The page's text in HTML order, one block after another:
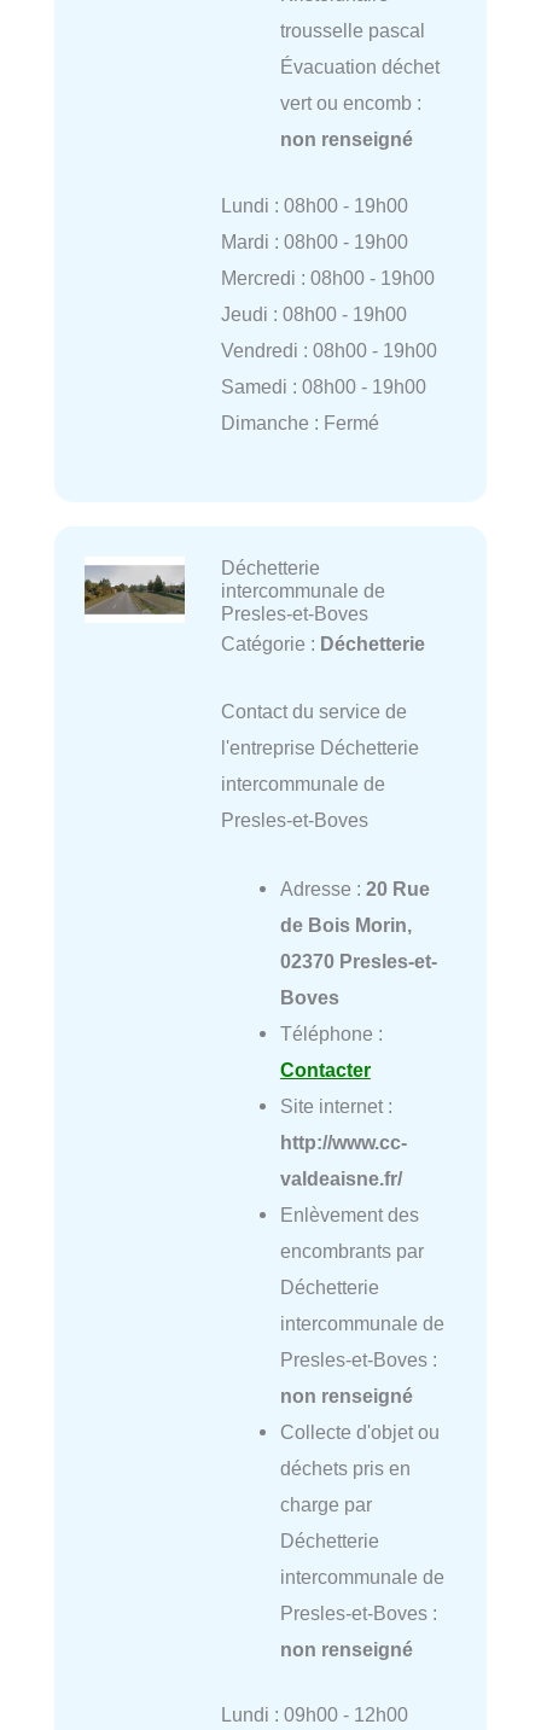
trousselle pascal
Évacuation déchet
vert ou encomb :
non renseigné
Lundi : 08h00 - 19h00
Mardi : 08h00 - 19h00
Mercredi : 08h00 - 19h00
Jeudi : 08h00 - 19h00
Vendredi : 08h00 - 19h00
Samedi : 08h00 - 19h00
Dimanche : Fermé
Déchetterie
intercommunale de
Presles-et-Boves
Catégorie : Déchetterie
Contact du service de
l'entreprise Déchetterie
intercommunale de
Presles-et-Boves
Adresse : 20 Rue
de Bois Morin,
02370 Presles-et-
Boves
Téléphone :
Contacter
Site internet :
http://www.cc-
valdeaisne.fr/
Enlèvement des
encombrants par
Déchetterie
intercommunale de
Presles-et-Boves :
non renseigné
Collecte d'objet ou
déchets pris en
charge par
Déchetterie
intercommunale de
Presles-et-Boves :
non renseigné
Lundi : 09h00 - 12h00